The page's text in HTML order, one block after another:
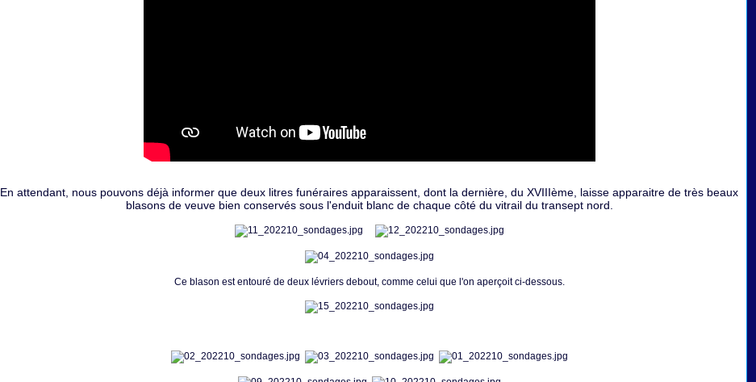
En attendant, nous pouvons déjà informer que deux litres funéraires apparaissent, dont la dernière, du XVIIIème, laisse apparaitre de très beaux
blasons de veuve bien conservés sous l'enduit blanc de chaque côté du vitrail du transept nord.
Ce blason est entouré de deux lévriers debout, comme celui que l'on aperçoit ci-dessous.